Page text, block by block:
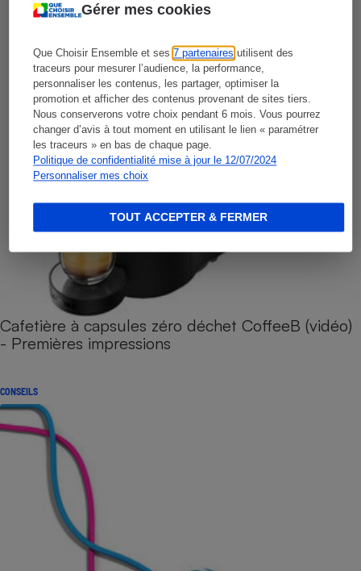
Gérer mes cookies
Que Choisir Ensemble et ses7 partenaires utilisent des
traceurs pour mesurer l’audience, la performance,
personnaliser les contenus, les partager, optimiser la
promotion et afficher des contenus provenant de sites tiers.
Nous conserverons votre choix pendant 6 mois. Vous pourrez
changer d’avis à tout moment en utilisant le lien « paramétrer
les traceurs » en bas de chaque page.
Politique de confidentialité mise à jour le 12/07/2024
Personnaliser mes choix
TOUT ACCEPTER & FERMER
Cafetière à capsules zéro déchet CoffeeB (vidéo)
- Premières impressions
CONSEILS